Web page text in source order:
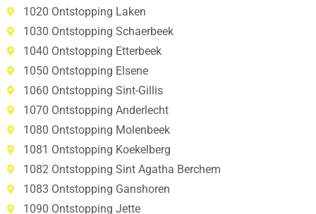
1020 Ontstopping Laken
1030 Ontstopping Schaerbeek
1040 Ontstopping Etterbeek
1050 Ontstopping Elsene
1060 Ontstopping Sint-Gillis
1070 Ontstopping Anderlecht
1080 Ontstopping Molenbeek
1081 Ontstopping Koekelberg
1082 Ontstopping Sint Agatha Berchem
1083 Ontstopping Ganshoren
1090 Ontstopping Jette